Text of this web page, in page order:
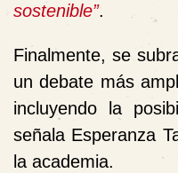
sostenible”.
Finalmente, se
un debate más
incluyendo la
señala Esperanza
la academia.